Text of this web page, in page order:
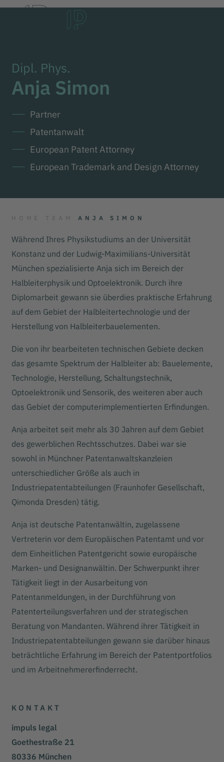
Dipl. Phys.
Anja Simon
Partner
Patentanwalt
European Patent Attorney
European Trademark and Design Attorney
ANJA SIMON
KONTAKT
impuls legal
Goethestraße 21
80336 München
Während Ihres Physikstudiums an der Universität
Konstanz und der Ludwig-Maximilians-Universität
München spezialisierte Anja sich im Bereich der
Halbleiterphysik und Optoelektronik. Durch ihre
Diplomarbeit gewann sie überdies praktische Erfahrung
auf dem Gebiet der Halbleitertechnologie und der
Herstellung von Halbleiterbauelementen.
Die von ihr bearbeiteten technischen Gebiete decken
das gesamte Spektrum der Halbleiter ab: Bauelemente,
Technologie, Herstellung, Schaltungstechnik,
Optoelektronik und Sensorik, des weiteren aber auch
das Gebiet der computerimplementierten Erfindungen.
Anja arbeitet seit mehr als 30 Jahren auf dem Gebiet
des gewerblichen Rechtsschutzes. Dabei war sie
sowohl in Münchner Patentanwaltskanzleien
unterschiedlicher Größe als auch in
Industriepatentabteilungen (Fraunhofer Gesellschaft,
Qimonda Dresden) tätig.
Anja ist deutsche Patentanwältin, zugelassene
Vertreterin vor dem Europäischen Patentamt und vor
dem Einheitlichen Patentgericht sowie europäische
Marken- und Designanwältin. Der Schwerpunkt ihrer
Tätigkeit liegt in der Ausarbeitung von
Patentanmeldungen, in der Durchführung von
Patenterteilungsverfahren und der strategischen
Beratung von Mandanten. Während ihrer Tätigkeit in
Industriepatentabteilungen gewann sie darüber hinaus
beträchtliche Erfahrung im Bereich der Patentportfolios
und im Arbeitnehmererfinderrecht.